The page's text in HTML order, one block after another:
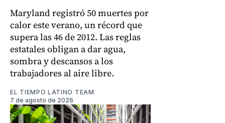
Maryland registró 50 muertes por
calor este verano, un récord que
supera las 46 de 2012. Las reglas
estatales obligan a dar agua,
sombra y descansos a los
trabajadores al aire libre.
EL TIEMPO LATINO TEAM
7 de agosto de 2026